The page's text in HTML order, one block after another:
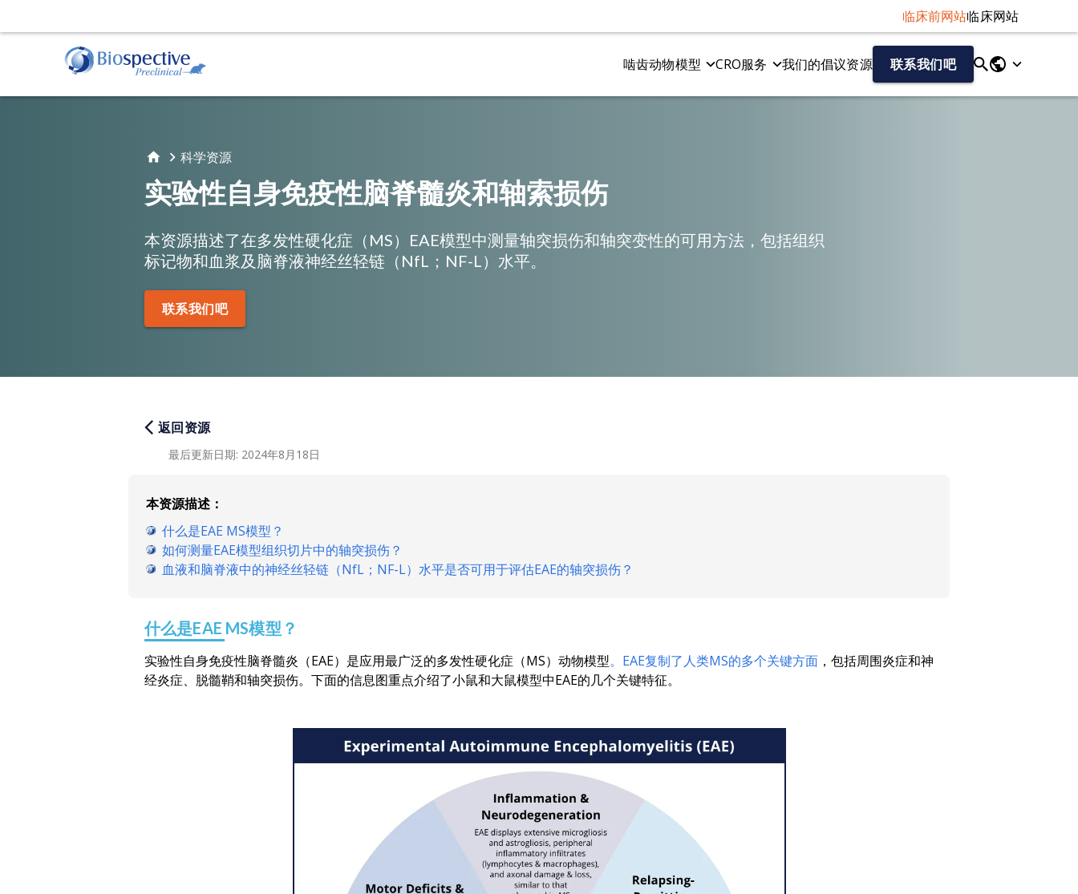
临床前网站临床网站
啮齿动物模型
TDP-43转基因模型
α-Synuclein Preformed Fibril (PFF) 模型
AAV A53T α-Synuclein小鼠模型
CRO服务
体液和组织采集
趋化因子
免疫组织化学（IHC) | 染色与分析服务
免疫荧光 | 多重染色服务
我们的倡议资源 联系我们吧
科学资源
实验性自身免疫性脑脊髓炎和轴索损伤
本资源描述了在多发性硬化症（MS）EAE模型中测量轴突损伤和轴突变性的可用方法，包括组织
标记物和血浆及脑脊液神经丝轻链（NfL；NF-L）水平。
联系我们吧
返回资源
最后更新日期: 2024年8月18日
本资源描述：
什么是EAE MS模型？
如何测量EAE模型组织切片中的轴突损伤？
血液和脑脊液中的神经丝轻链（NfL；NF-L）水平是否可用于评估EAE的轴突损伤？
什么是EAE MS模型？
实验性自身免疫性脑脊髓炎（EAE）是应用最广泛的多发性硬化症（MS）动物模型。EAE复制了人类MS的多个关键方面 ，包括周围炎症和神
经炎症、脱髓鞘和轴突损伤。下面的信息图重点介绍了小鼠和大鼠模型中EAE的几个关键特征。